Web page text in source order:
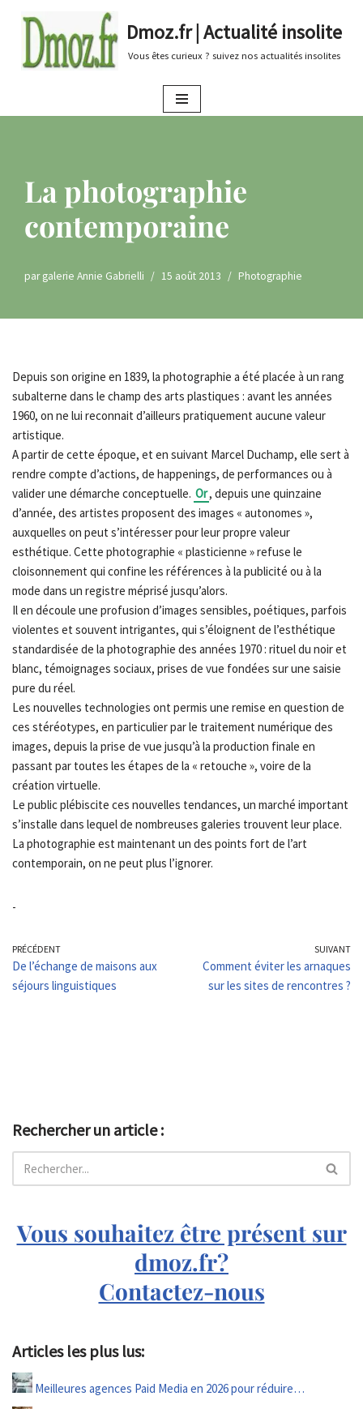
au
Dmoz.fr | Actualité insolite
Vous êtes curieux ? suivez nos actualités insolites
La photographie
contemporaine
pargalerie Annie Gabrielli 15 août 2013 Photographie
Depuis son origine en 1839, la photographie a été placée à un rang
subalterne dans le champ des arts plastiques : avant les années
1960, on ne lui reconnait d’ailleurs pratiquement aucune valeur
artistique.
A partir de cette époque, et en suivant Marcel Duchamp, elle sert à
rendre compte d’actions, de happenings, de performances ou à
valider une démarche conceptuelle. Or, depuis une quinzaine
d’année, des artistes proposent des images « autonomes »,
auxquelles on peut s’intéresser pour leur propre valeur
esthétique. Cette photographie « plasticienne » refuse le
cloisonnement qui confine les références à la publicité ou à la
mode dans un registre méprisé jusqu’alors.
Il en découle une profusion d’images sensibles, poétiques, parfois
violentes et souvent intrigantes, qui s’éloignent de l’esthétique
standardisée de la photographie des années 1970 : rituel du noir et
blanc, témoignages sociaux, prises de vue fondées sur une saisie
pure du réel.
Les nouvelles technologies ont permis une remise en question de
ces stéréotypes, en particulier par le traitement numérique des
images, depuis la prise de vue jusqu’à la production finale en
passant par toutes les étapes de la « retouche », voire de la
création virtuelle.
Le public plébiscite ces nouvelles tendances, un marché important
s’installe dans lequel de nombreuses galeries trouvent leur place.
La photographie est maintenant un des points fort de l’art
contemporain, on ne peut plus l’ignorer.
-
PRÉCÉDENT
De l’échange de maisons aux
séjours linguistiques
SUIVANT
Comment éviter les arnaques
sur les sites de rencontres ?
Rechercher un article :
Vous souhaitez être présent sur
dmoz.fr?
Contactez-nous
Articles les plus lus:
Meilleures agences Paid Media en 2026 pour réduire…